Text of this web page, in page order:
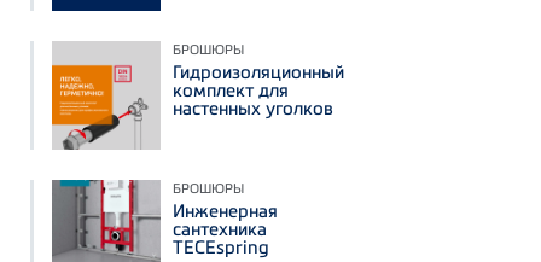
БРОШЮРЫ
Гидроизоляционный
комплект для
настенных уголков
БРОШЮРЫ
Инженерная
сантехника
TECEspring